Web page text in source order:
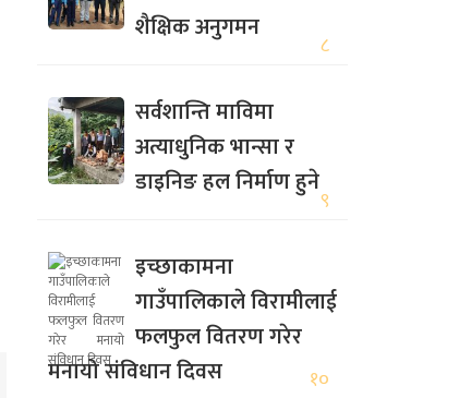
शैक्षिक अनुगमन
८
सर्वशान्ति माविमा
अत्याधुनिक भान्सा र
डाइनिङ हल निर्माण हुने९
इच्छाकामना
गाउँपालिकाले विरामीलाई
फलफुल वितरण गरेर
मनायो संविधान दिवस
१०